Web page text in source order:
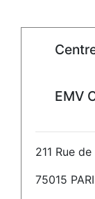
EMV
211 Rue
75015